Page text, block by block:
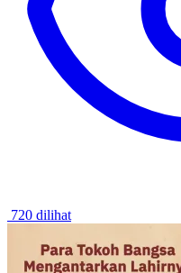
720 dilihat